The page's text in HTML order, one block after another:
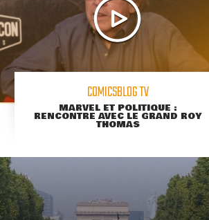
COMICSBLOG TV
MARVEL ET POLITIQUE :
RENCONTRE AVEC LE GRAND ROY
THOMAS